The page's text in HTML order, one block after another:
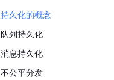
持久化的概念
队列持久化
消息持久化
不公平分发